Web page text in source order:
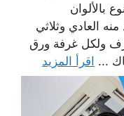
بالألوان
العادي وثلاثي
ولكل غرفة ورق
... اقرأ المزيد